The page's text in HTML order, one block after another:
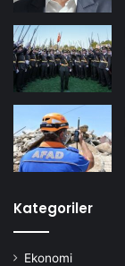
Kategoriler
Ekonomi